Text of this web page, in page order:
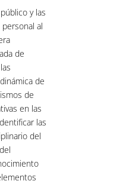
y las
al
de
de
de
en las
las
del